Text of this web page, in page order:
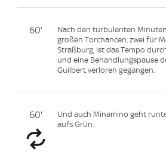
60'
Nach den turbulenten
großen Torchancen, zwei für
Straßburg, ist das Tempo
und eine Behandlungspause
Guilbert verloren gegangen.
60'
Und auch Minamino geht
aufs Grün.